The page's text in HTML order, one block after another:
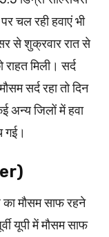
चल रही हवाएं भी
से शुक्रवार रात से
मिली। सर्द
सर्द रहा तो दिन
अन्य जिलों में हवा
गई।
मौसम साफ रहने
यूपी में मौसम साफ